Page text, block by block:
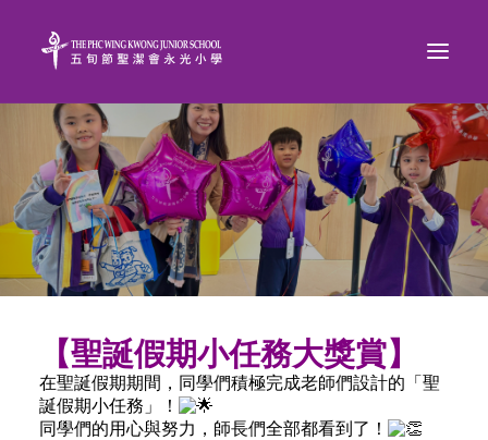
【聖誕假期小任務大獎賞】
在聖誕假期期間，同學們積極完成老師們設計的「聖
誕假期小任務」！
同學們的用心與努力，師長們全部都看到了！